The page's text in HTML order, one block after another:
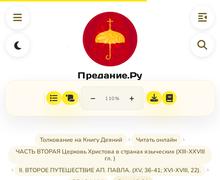
Предание.Ру
− 110% +
Толкование на Книгу Деяний
Читать онлайн
ЧАСТЬ ВТОРАЯ Церковь Христова в странах языческих (XIII-XXVIII
гл. )
II. ВТОРОЕ ПУТЕШЕСТВИЕ АП. ПАВЛА. (XV, 36-41; XVI-XVIII, 22).